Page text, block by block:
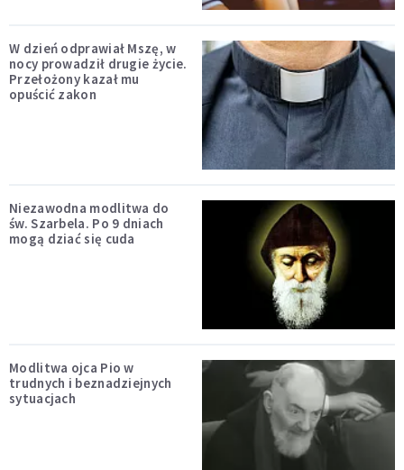
W dzień odprawiał Mszę, w
nocy prowadził drugie życie.
Przełożony kazał mu
opuścić zakon
Niezawodna modlitwa do
św. Szarbela. Po 9 dniach
mogą dziać się cuda
Modlitwa ojca Pio w
trudnych i beznadziejnych
sytuacjach